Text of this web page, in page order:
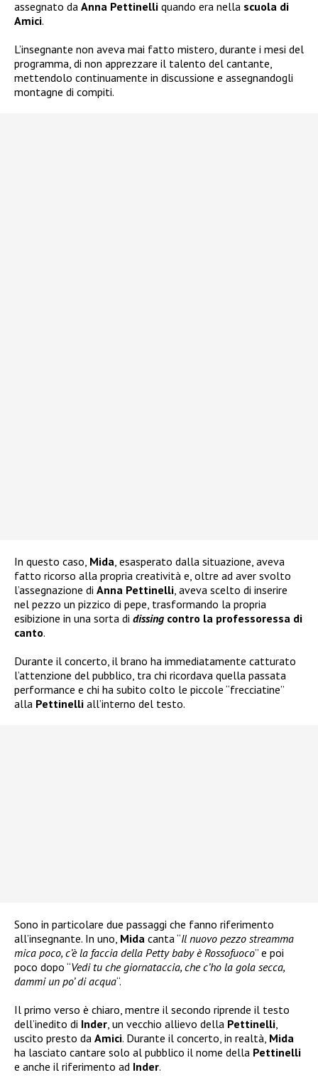
assegnato da Anna Pettinelli quando era nella scuola di
Amici.
L’insegnante non aveva mai fatto mistero, durante i mesi del
programma, di non apprezzare il talento del cantante,
mettendolo continuamente in discussione e assegnandogli
montagne di compiti.
In questo caso, Mida , esasperato dalla situazione, aveva
fatto ricorso alla propria creatività e, oltre ad aver svolto
l’assegnazione di Anna Pettinelli , aveva scelto di inserire
nel pezzo un pizzico di pepe, trasformando la propria
esibizione in una sorta di dissing contro la professoressa di
canto.
Durante il concerto, il brano ha immediatamente catturato
l’attenzione del pubblico, tra chi ricordava quella passata
performance e chi ha subito colto le piccole “frecciatine”
alla Pettinelli all’interno del testo.
Sono in particolare due passaggi che fanno riferimento
all’insegnante. In uno, Mida canta “Il nuovo pezzo streamma
mica poco, c’è la faccia della Petty baby è Rossofuoco” e poi
poco dopo “Vedi tu che giornataccia, che c’ho la gola secca,
dammi un po’ di acqua“.
Il primo verso è chiaro, mentre il secondo riprende il testo
dell’inedito di Inder , un vecchio allievo della Pettinelli
uscito presto da Amici. Durante il concerto, in realtà, Mida
ha lasciato cantare solo al pubblico il nome della Pettinelli
e anche il riferimento ad Inder.